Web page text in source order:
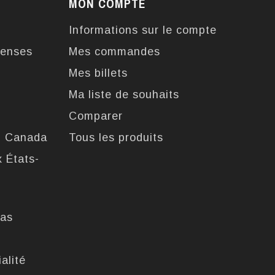
Canada
États-
MON COMPTE
Informations sur le compte
Mes commandes
Mes billets
Ma liste de souhaits
Comparer
Tous les produits